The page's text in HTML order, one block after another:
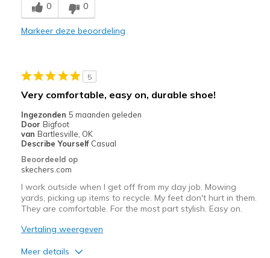
Beste toepassingen
Going Out
Sizing
Feels true to size
View On Shoes
I'm Into Shoes
0 0
Markeer deze beoordeling
5
Very comfortable, easy on, durable shoe!
Ingezonden 5 maanden geleden
Door Bigfoot
van Bartlesville, OK
Describe Yourself Casual
Beoordeeld op
skechers.com
I work outside when I get off from my day job. Mowing
yards, picking up items to recycle. My feet don't hurt in them.
They are comfortable. For the most part stylish. Easy on.
Vertaling weergeven
Meer details